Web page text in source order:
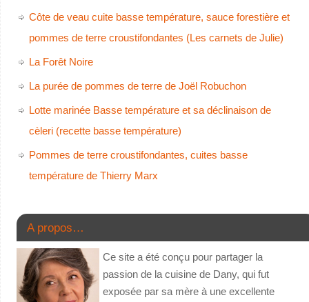
Côte de veau cuite basse température, sauce forestière et
pommes de terre croustifondantes (Les carnets de Julie)
La Forêt Noire
La purée de pommes de terre de Joël Robuchon
Lotte marinée Basse température et sa déclinaison de
cèleri (recette basse température)
Pommes de terre croustifondantes, cuites basse
température de Thierry Marx
A propos…
Ce site a été conçu pour partager la
passion de la cuisine de Dany, qui fut
exposée par sa mère à une excellente